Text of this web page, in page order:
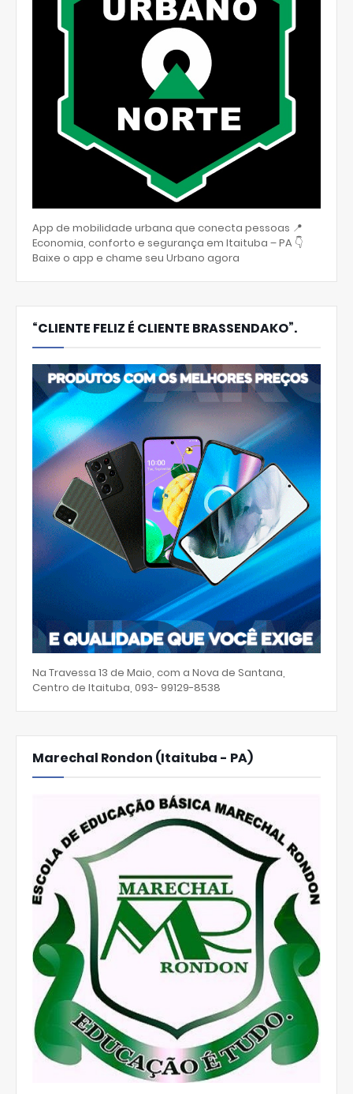
App de mobilidade urbana que conecta pessoas 📍
Economia, conforto e segurança em Itaituba – PA 👇
Baixe o app e chame seu Urbano agora
“CLIENTE FELIZ É CLIENTE BRASSENDAKO”.
Na Travessa 13 de Maio, com a Nova de Santana,
Centro de Itaituba, 093- 99129-8538
Marechal Rondon (Itaituba - PA)